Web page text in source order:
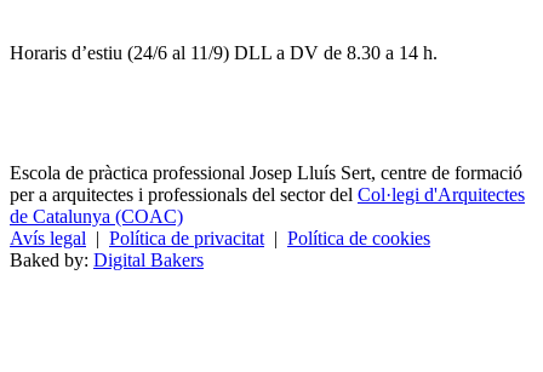
Horaris d’estiu (24/6 al 11/9) DLL a DV de 8.30 a 14 h.
Escola de pràctica professional Josep Lluís Sert, centre de formació
per a arquitectes i professionals del sector del Col·legi d'Arquitectes
de Catalunya (COAC)
Avís legal
Política de privacitat| Política de cookies
Baked by: Digital Bakers